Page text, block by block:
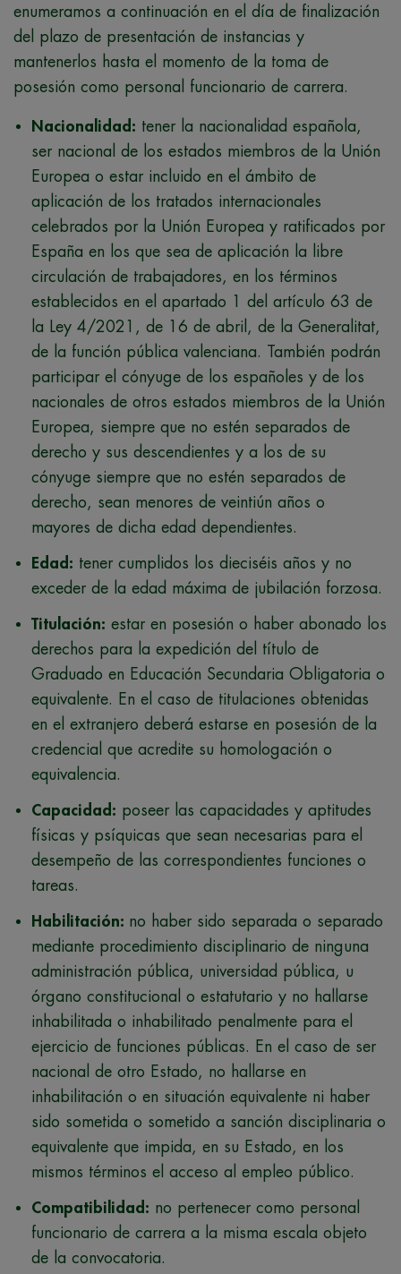
enumeramos a continuación en el día de finalización
del plazo de presentación de instancias y
mantenerlos hasta el momento de la toma de
posesión como personal funcionario de carrera.
Nacionalidad: tener la nacionalidad española,
ser nacional de los estados miembros de la Unión
Europea o estar incluido en el ámbito de
aplicación de los tratados internacionales
celebrados por la Unión Europea y ratificados por
España en los que sea de aplicación la libre
circulación de trabajadores, en los términos
establecidos en el apartado 1 del artículo 63 de
la Ley 4/2021, de 16 de abril, de la Generalitat,
de la función pública valenciana. También podrán
participar el cónyuge de los españoles y de los
nacionales de otros estados miembros de la Unión
Europea, siempre que no estén separados de
derecho y sus descendientes y a los de su
cónyuge siempre que no estén separados de
derecho, sean menores de veintiún años o
mayores de dicha edad dependientes.
Edad: tener cumplidos los dieciséis años y no
exceder de la edad máxima de jubilación forzosa.
Titulación: estar en posesión o haber abonado los
derechos para la expedición del título de
Graduado en Educación Secundaria Obligatoria o
equivalente. En el caso de titulaciones obtenidas
en el extranjero deberá estarse en posesión de la
credencial que acredite su homologación o
equivalencia.
Capacidad: poseer las capacidades y aptitudes
físicas y psíquicas que sean necesarias para el
desempeño de las correspondientes funciones o
tareas.
Habilitación: no haber sido separada o separado
mediante procedimiento disciplinario de ninguna
administración pública, universidad pública, u
órgano constitucional o estatutario y no hallarse
inhabilitada o inhabilitado penalmente para el
ejercicio de funciones públicas. En el caso de ser
nacional de otro Estado, no hallarse en
inhabilitación o en situación equivalente ni haber
sido sometida o sometido a sanción disciplinaria o
equivalente que impida, en su Estado, en los
mismos términos el acceso al empleo público.
Compatibilidad: no pertenecer como personal
funcionario de carrera a la misma escala objeto
de la convocatoria.